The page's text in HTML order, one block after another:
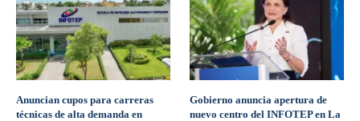
Anuncian cupos para carreras
técnicas de alta demanda en
Gobierno anuncia apertura de
nuevo centro del INFOTEP en La